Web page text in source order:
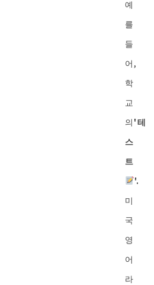
예
를
들
어,
학
교
의 '테
스
트
'.
미
국
영
어
라